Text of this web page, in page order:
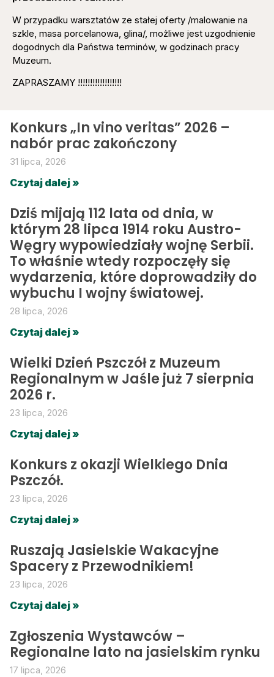
W przypadku warsztatów ze stałej oferty /malowanie na
szkle, masa porcelanowa, glina/, możliwe jest uzgodnienie
dogodnych dla Państwa terminów, w godzinach pracy
Muzeum.
ZAPRASZAMY !!!!!!!!!!!!!!!!!!
Konkurs „In vino veritas” 2026 –
nabór prac zakończony
31 lipca, 2026
Czytaj dalej »
Dziś mijają 112 lata od dnia, w
którym 28 lipca 1914 roku Austro-
Węgry wypowiedziały wojnę Serbii.
To właśnie wtedy rozpoczęły się
wydarzenia, które doprowadziły do
wybuchu I wojny światowej.
28 lipca, 2026
Czytaj dalej »
Wielki Dzień Pszczół z Muzeum
Regionalnym w Jaśle już 7 sierpnia
2026 r.
23 lipca, 2026
Czytaj dalej »
Konkurs z okazji Wielkiego Dnia
Pszczół.
23 lipca, 2026
Czytaj dalej »
Ruszają Jasielskie Wakacyjne
Spacery z Przewodnikiem!
23 lipca, 2026
Czytaj dalej »
Zgłoszenia Wystawców –
Regionalne lato na jasielskim rynku
17 lipca, 2026